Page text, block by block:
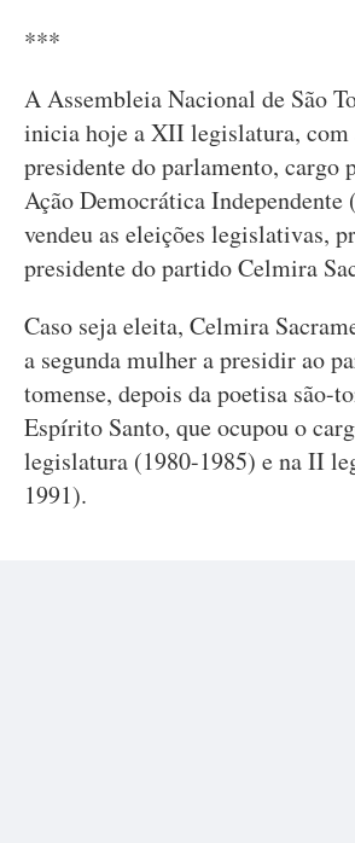
***
A Assembleia Nacional de São
inicia hoje a XII legislatura, com
presidente do parlamento, cargo
Ação Democrática
vendeu as eleições legislativas,
presidente do partido Celmira
Caso seja eleita, Celmira
a segunda mulher a presidir ao
tomense, depois da poetisa são-
Espírito Santo, que ocupou o
legislatura (1980-1985) e na II
1991).